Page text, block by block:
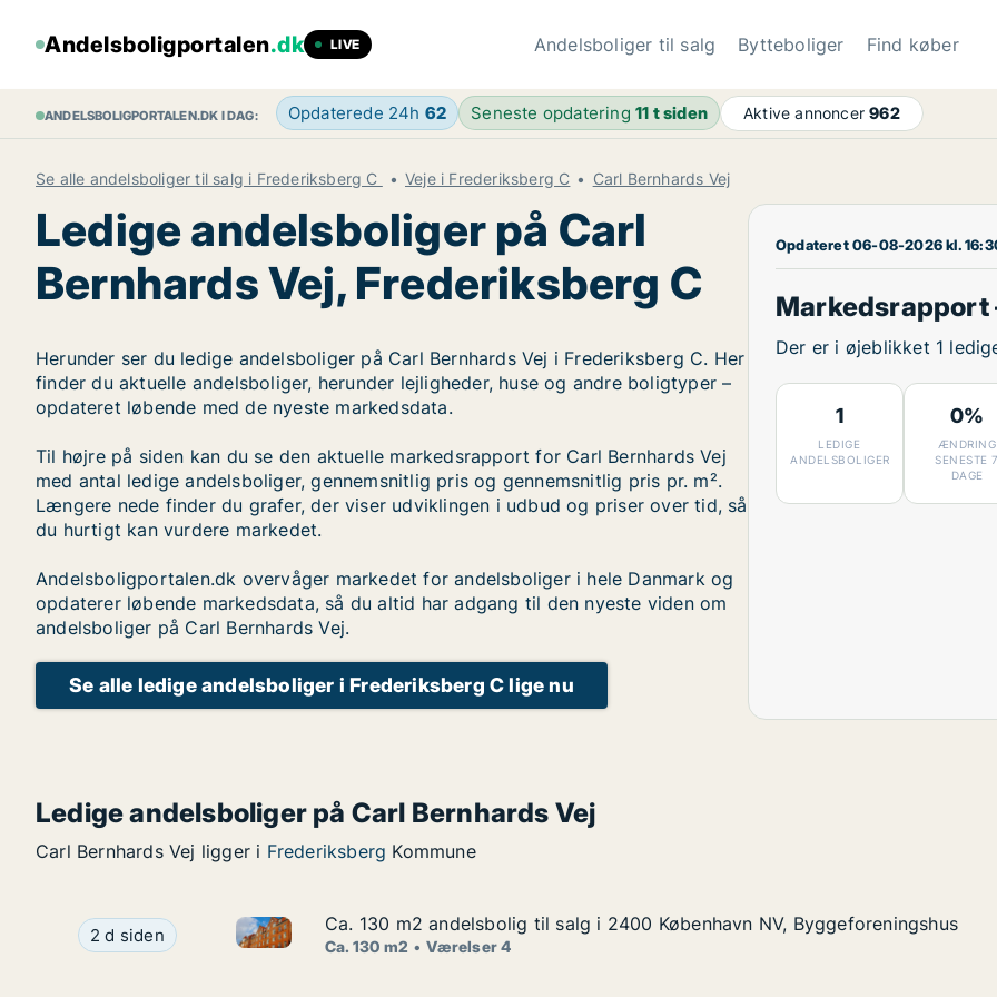
Andelsboligportalen.dk LIVE Andelsboliger til salg Bytteboliger Find køber
ANDELSBOLIGPORTALEN.DK I DAG: Opdaterede 24h 62 Seneste opdatering11 t siden Aktive annoncer962
Se alle andelsboliger til salg i Frederiksberg C Veje i Frederiksberg C Carl Bernhards Vej
Ledige andelsboliger på Carl
Bernhards Vej, Frederiksberg C
Herunder ser du ledige andelsboliger på Carl Bernhards Vej i Frederiksberg C. Her
finder du aktuelle andelsboliger, herunder lejligheder, huse og andre boligtyper –
opdateret løbende med de nyeste markedsdata.
Til højre på siden kan du se den aktuelle markedsrapport for Carl Bernhards Vej
med antal ledige andelsboliger, gennemsnitlig pris og gennemsnitlig pris pr. m².
Længere nede finder du grafer, der viser udviklingen i udbud og priser over tid, så
du hurtigt kan vurdere markedet.
Andelsboligportalen.dk overvåger markedet for andelsboliger i hele Danmark og
opdaterer løbende markedsdata, så du altid har adgang til den nyeste viden om
andelsboliger på Carl Bernhards Vej.
Se alle ledige andelsboliger i Frederiksberg C lige nu
Opdateret 06-08-2026 kl.
Markedsrapport
Der er i øjeblikket 1
1
LEDIGE
ANDELSBOLIGER
0%
ÆNDRING
SENESTE 7
DAGE
Ledige andelsboliger på Carl Bernhards Vej
Carl Bernhards Vej ligger i Frederiksberg Kommune
Ca. 130 m2 andelsbolig til salg i 2400 København NV, Byggeforeningshus
2 d siden Ca. 130 m2 andelsbolig til salg i 2400 København NV, Byggeforeningshus
Ca. 130 m2 andelsbolig til salg i 2400 København NV, Byggeforeningshus
Ca. 130 m2 andelsbolig til salg i 2400 København NV, Byggeforeningshus
Ca. 130 m2 Værelser 4